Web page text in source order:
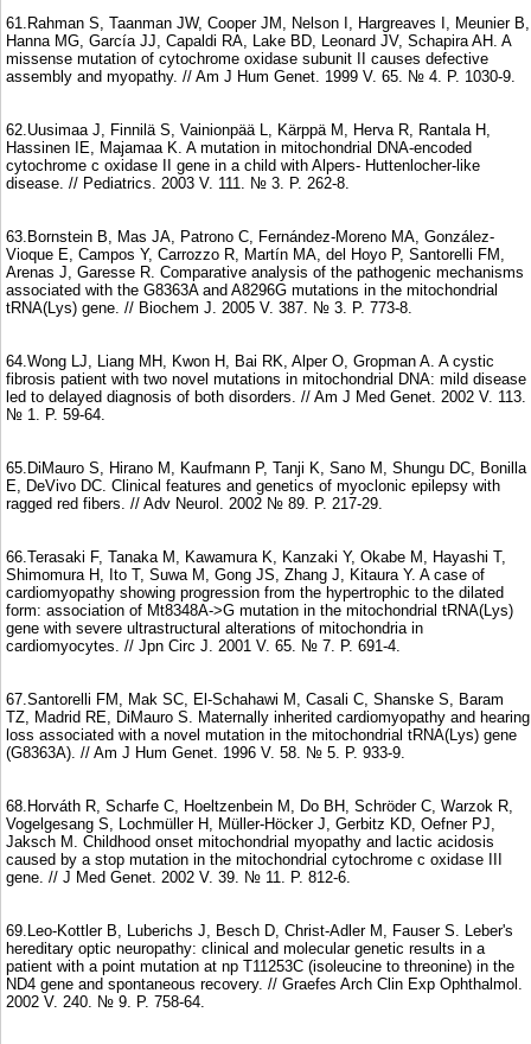
61.Rahman S, Taanman JW, Cooper JM, Nelson I, Hargreaves I, Meunier B,
Hanna MG, García JJ, Capaldi RA, Lake BD, Leonard JV, Schapira AH. A
missense mutation of cytochrome oxidase subunit II causes defective
assembly and myopathy. // Am J Hum Genet. 1999 V. 65. № 4. P. 1030-9.
62.Uusimaa J, Finnilä S, Vainionpää L, Kärppä M, Herva R, Rantala H,
Hassinen IE, Majamaa K. A mutation in mitochondrial DNA-encoded
cytochrome c oxidase II gene in a child with Alpers- Huttenlocher-like
disease. // Pediatrics. 2003 V. 111. № 3. P. 262-8.
63.Bornstein B, Mas JA, Patrono C, Fernández-Moreno MA, González-
Vioque E, Campos Y, Carrozzo R, Martín MA, del Hoyo P, Santorelli FM,
Arenas J, Garesse R. Comparative analysis of the pathogenic mechanisms
associated with the G8363A and A8296G mutations in the mitochondrial
tRNA(Lys) gene. // Biochem J. 2005 V. 387. № 3. P. 773-8.
64.Wong LJ, Liang MH, Kwon H, Bai RK, Alper O, Gropman A. A cystic
fibrosis patient with two novel mutations in mitochondrial DNA: mild disease
led to delayed diagnosis of both disorders. // Am J Med Genet. 2002 V. 113.
№ 1. P. 59-64.
65.DiMauro S, Hirano M, Kaufmann P, Tanji K, Sano M, Shungu DC, Bonilla
E, DeVivo DC. Clinical features and genetics of myoclonic epilepsy with
ragged red fibers. // Adv Neurol. 2002 № 89. P. 217-29.
66.Terasaki F, Tanaka M, Kawamura K, Kanzaki Y, Okabe M, Hayashi T,
Shimomura H, Ito T, Suwa M, Gong JS, Zhang J, Kitaura Y. A case of
cardiomyopathy showing progression from the hypertrophic to the dilated
form: association of Mt8348A->G mutation in the mitochondrial tRNA(Lys)
gene with severe ultrastructural alterations of mitochondria in
cardiomyocytes. // Jpn Circ J. 2001 V. 65. № 7. P. 691-4.
67.Santorelli FM, Mak SC, El-Schahawi M, Casali C, Shanske S, Baram
TZ, Madrid RE, DiMauro S. Maternally inherited cardiomyopathy and hearing
loss associated with a novel mutation in the mitochondrial tRNA(Lys) gene
(G8363A). // Am J Hum Genet. 1996 V. 58. № 5. P. 933-9.
68.Horváth R, Scharfe C, Hoeltzenbein M, Do BH, Schröder C, Warzok R,
Vogelgesang S, Lochmüller H, Müller-Höcker J, Gerbitz KD, Oefner PJ,
Jaksch M. Childhood onset mitochondrial myopathy and lactic acidosis
caused by a stop mutation in the mitochondrial cytochrome c oxidase III
gene. // J Med Genet. 2002 V. 39. № 11. P. 812-6.
69.Leo-Kottler B, Luberichs J, Besch D, Christ-Adler M, Fauser S. Leber's
hereditary optic neuropathy: clinical and molecular genetic results in a
patient with a point mutation at np T11253C (isoleucine to threonine) in the
ND4 gene and spontaneous recovery. // Graefes Arch Clin Exp Ophthalmol.
2002 V. 240. № 9. P. 758-64.